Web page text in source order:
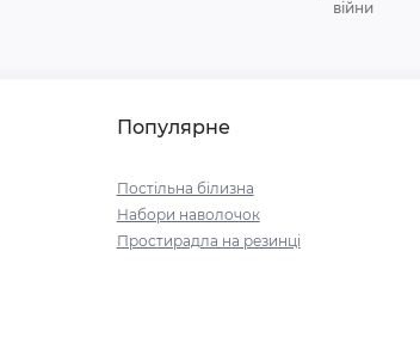
війни
Популярне
Постільна білизна
Набори наволочок
Простирадла на резинці